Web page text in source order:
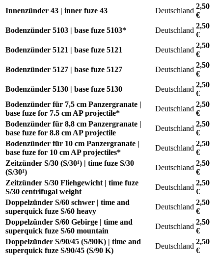
Innenzünder 43 | inner fuze 43
Deutschland
2,50
€
Bodenzünder 5103 | base fuze 5103*
Deutschland
2,50
€
Bodenzünder 5121 | base fuze 5121
Deutschland
2,50
€
Bodenzünder 5127 | base fuze 5127
Deutschland
2,50
€
Bodenzünder 5130 | base fuze 5130
Deutschland
2,50
€
Bodenzünder für 7,5 cm Panzergranate |
base fuze for 7.5 cm AP projectile*
Deutschland
2,50
€
Bodenzünder für 8,8 cm Panzergranate |
base fuze for 8.8 cm AP projectile
Deutschland
2,50
€
Bodenzünder für 10 cm Panzergranate |
base fuze for 10 cm AP projectiles*
Deutschland
2,50
€
Zeitzünder S/30 (S/30¹) | time fuze S/30
(S/30¹)
Deutschland
2,50
€
Zeitzünder S/30 Fliehgewicht | time fuze
S/30 centrifugal weight
Deutschland
2,50
€
Doppelzünder S/60 schwer | time and
superquick fuze S/60 heavy
Deutschland
2,50
€
Doppelzünder S/60 Gebirge | time and
superquick fuze S/60 mountain
Deutschland
2,50
€
Doppelzünder S/90/45 (S/90K) | time and
superquick fuze S/90/45 (S/90 K)
Deutschland
2,50
€